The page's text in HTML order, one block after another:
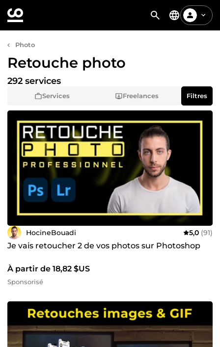
Photo
Retouche photo
Services Freelances
292 services
Filtres
HocineBouadi 5,0 (91)
Je vais retoucher 2 de vos photos sur Photoshop
À partir de 18,82 $US
Sponsorisé